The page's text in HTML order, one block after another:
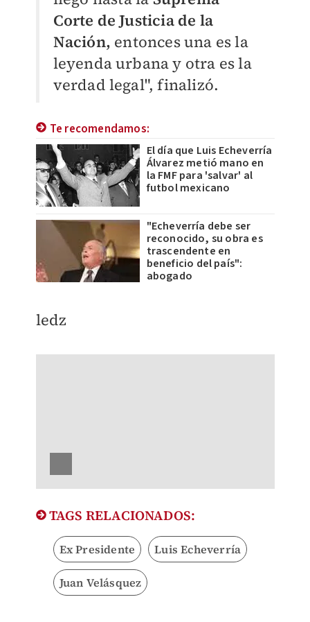
Corte de Justicia de la
Nación, entonces una es la
leyenda urbana y otra es la
verdad legal", finalizó.
Te recomendamos:
El día que Luis Echeverría
Álvarez metió mano en
la FMF para 'salvar' al
futbol mexicano
"Echeverría debe ser
reconocido, su obra es
trascendente en
beneficio del país":
abogado
ledz
TAGS RELACIONADOS:
Ex Presidente Luis Echeverría
Juan Velásquez